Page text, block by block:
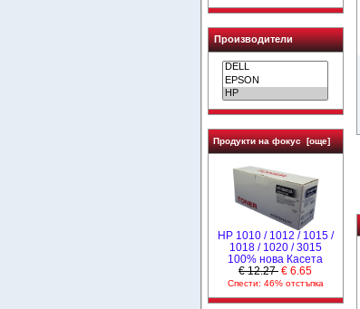
Производители
Продукти на фокус [още]
НР 1010 / 1012 / 1015 /
1018 / 1020 / 3015
100% нова Касета
€ 12.27 € 6.65
Спести: 46% отстъпка